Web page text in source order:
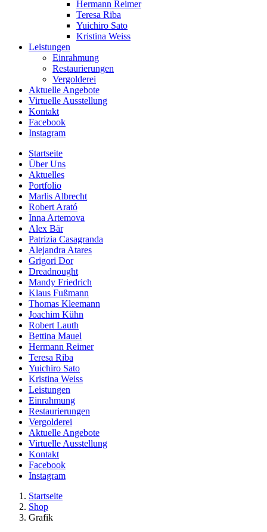
Hermann Reimer
Teresa Riba
Yuichiro Sato
Kristina Weiss
Leistungen
Einrahmung
Restaurierungen
Vergolderei
Aktuelle Angebote
Virtuelle Ausstellung
Kontakt
Facebook
Instagram
Startseite
Über Uns
Aktuelles
Portfolio
Marlis Albrecht
Robert Arató
Inna Artemova
Alex Bär
Patrizia Casagranda
Alejandra Atares
Grigori Dor
Dreadnought
Mandy Friedrich
Klaus Fußmann
Thomas Kleemann
Joachim Kühn
Robert Lauth
Bettina Mauel
Hermann Reimer
Teresa Riba
Yuichiro Sato
Kristina Weiss
Leistungen
Einrahmung
Restaurierungen
Vergolderei
Aktuelle Angebote
Virtuelle Ausstellung
Kontakt
Facebook
Instagram
Startseite
Shop
Grafik